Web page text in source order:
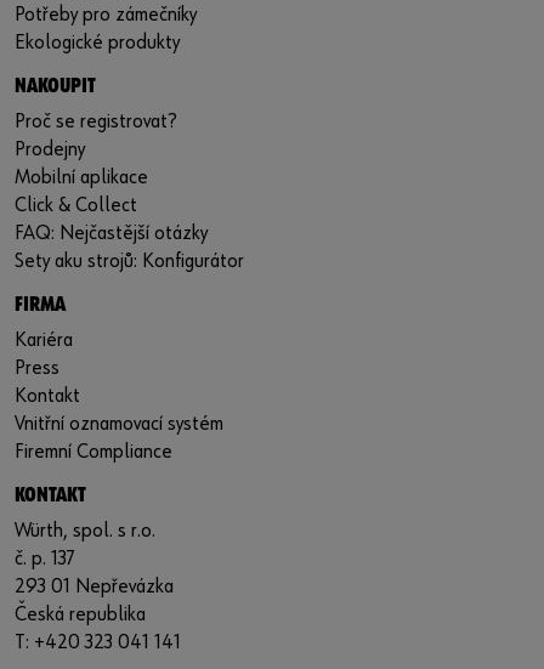
Potřeby pro zámečníky
Ekologické produkty
NAKOUPIT
Proč se registrovat?
Prodejny
Mobilní aplikace
Click & Collect
FAQ: Nejčastější otázky
Sety aku strojů: Konfigurátor
FIRMA
Kariéra
Press
Kontakt
Vnitřní oznamovací systém
Firemní Compliance
KONTAKT
Würth, spol. s r.o.
č. p. 137
293 01 Nepřevázka
Česká republika
T: +420 323 041 141